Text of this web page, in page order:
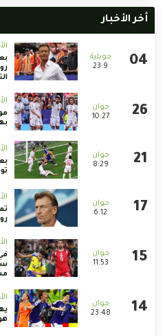
أخر الأخبار
23:9
10:27
8:29
6:12
11:53
23:48